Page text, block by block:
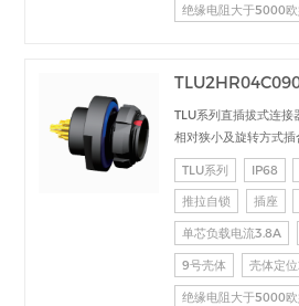
绝缘电阻大于5000
TLU系列直插拔式连接
相对狭小及旋转方式插
于电台设备、加固计算
备、音频视频设备、数
直流、高速、射频、
TLU系列 IP68
推拉自锁 插座
单芯负载电流3.8A
9号壳体 壳体定
绝缘电阻大于5000